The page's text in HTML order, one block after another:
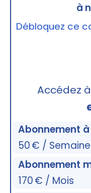
à
Débloquez ce
Accédez
Abonnement
50 € / Semaine
Abonnement
170 € / Mois